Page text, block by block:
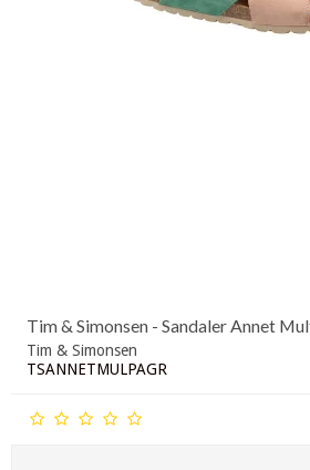
Tim & Simonsen - Sandaler Annet
Tim & Simonsen
TSANNETMULPAGR